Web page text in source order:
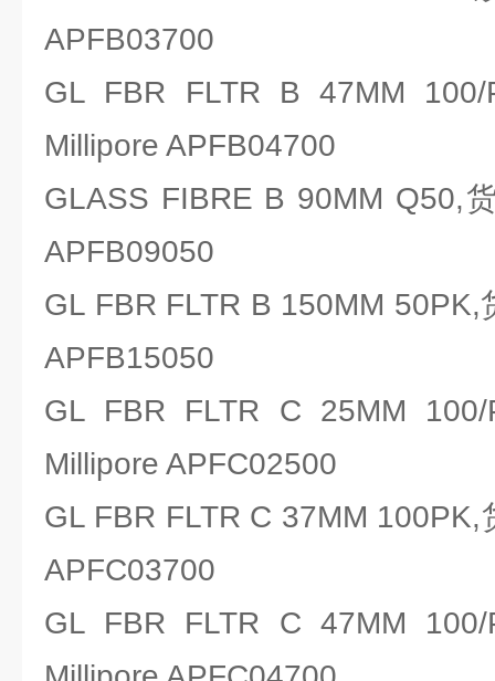
APFB03700
GL FBR FLTR B 47MM
Millipore APFB04700
GLASS FIBRE B 90MM Q50,
APFB09050
GL FBR FLTR B 150MM 50PK,
APFB15050
GL FBR FLTR C 25MM
Millipore APFC02500
GL FBR FLTR C 37MM 100PK,
APFC03700
GL FBR FLTR C 47MM